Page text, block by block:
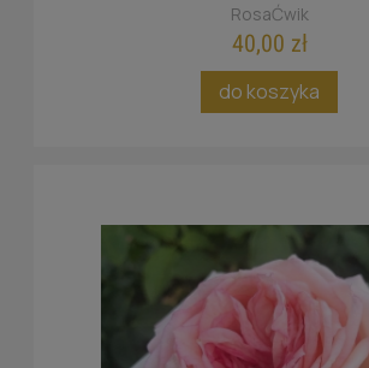
RosaĆwik
40,00 zł
do koszyka